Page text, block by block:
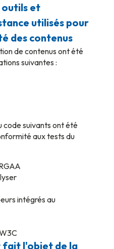
et
utilisés pour
des contenus
de contenus ont été
suivantes :
code suivants ont été
aux tests du
intégrés au
fait l'objet de la